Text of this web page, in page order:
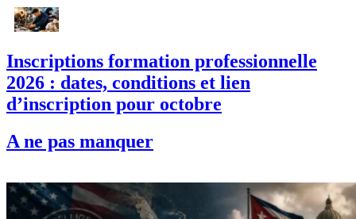
Inscriptions formation professionnelle
2026 : dates, conditions et lien
d’inscription pour octobre
A ne pas manquer